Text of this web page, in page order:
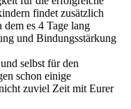
findet zusätzlich
es 4 Tage lang
und Bindungsstärkung
selbst für den
schon einige
zuviel Zeit mit Eurer